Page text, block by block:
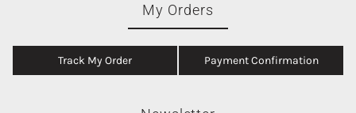
My Orders
Track My Order Payment Confirmation